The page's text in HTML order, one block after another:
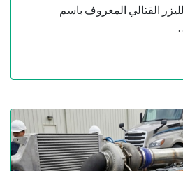
القتالي المعروف باسم